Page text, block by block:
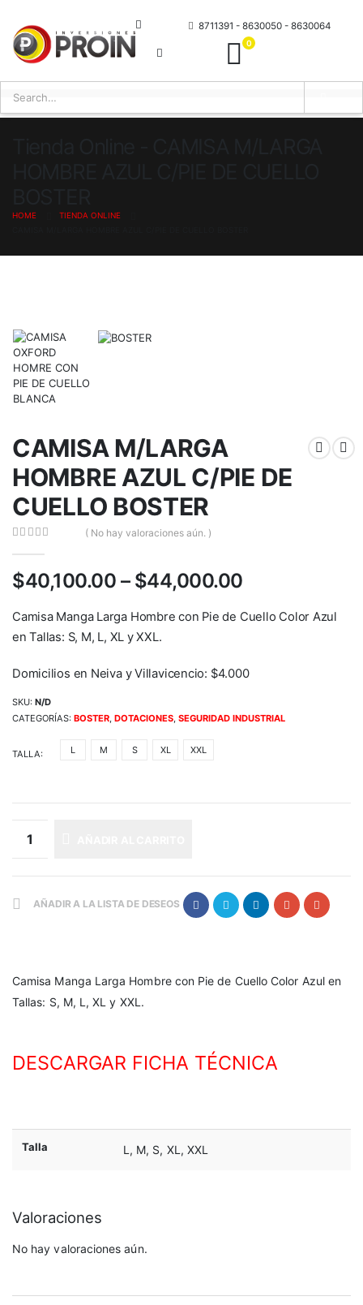
8711391 - 8630050 - 8630064
00 items
HOME
TIENDA ONLINE
CAMISA M/LARGA
HOMBRE AZUL C/PIE DE
CUELLO BOSTER
( No hay valoraciones aún. )
$40,100.00 – $44,000.00
Camisa Manga Larga Hombre con Pie de Cuello Color Azul
en Tallas: S, M, L, XL y XXL.
Domicilios en Neiva y Villavicencio: $4.000
SKU: N/D
CATEGORÍAS: BOSTER DOTACIONES SEGURIDAD INDUSTRIAL
TALLA L M S XL XXL
AÑADIR A LA LISTA DE DESEOS
Camisa Manga Larga Hombre con Pie de Cuello Color Azul en
Tallas: S, M, L, XL y XXL.
DESCARGAR FICHA TÉCNICA
Talla L, M, S, XL, XXL
Valoraciones
No hay valoraciones aún.